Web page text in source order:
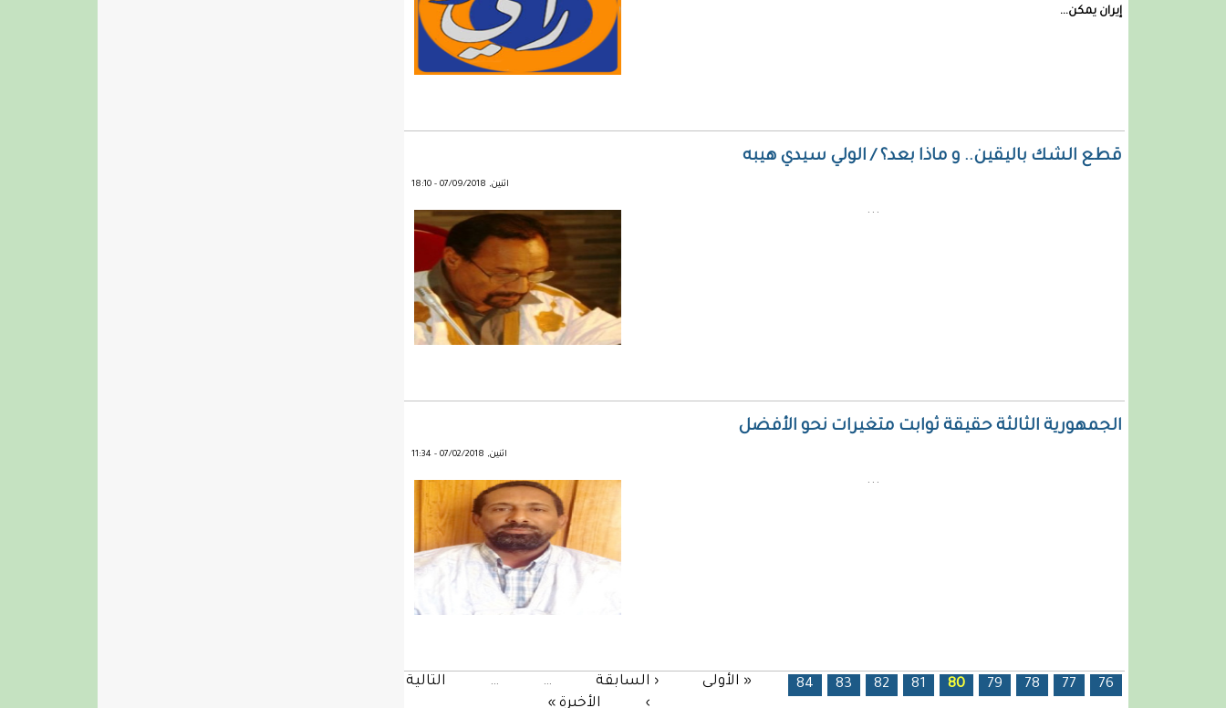
إيران يمكن...
قطع الشك باليقين.. و ماذا بعد؟ / الولي سيدي هيبه
اثنين, 07/09/2018 - 18:10
...
الجمهورية الثالثة حقيقة ثوابت متغيرات نحو الأفضل
اثنين, 07/02/2018 - 11:34
...
الصفحات « الأولى ‹ السابقة … 76
77
78
79
80
81
82
83
84
…
التالية
›
الأخيرة »